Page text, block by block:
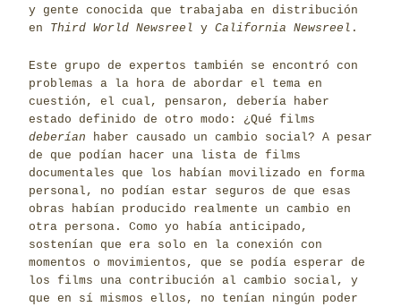
y gente conocida que trabajaba en distribución
en Third World Newsreel y California Newsreel .
Este grupo de expertos también se encontró con
problemas a la hora de abordar el tema en
cuestión, el cual, pensaron, debería haber
estado definido de otro modo: ¿Qué films
deberían haber causado un cambio social? A pesar
de que podían hacer una lista de films
documentales que los habían movilizado en forma
personal, no podían estar seguros de que esas
obras habían producido realmente un cambio en
otra persona. Como yo había anticipado,
sostenían que era solo en la conexión con
momentos o movimientos, que se podía esperar de
los films una contribución al cambio social, y
que en sí mismos ellos, no tenían ningún poder